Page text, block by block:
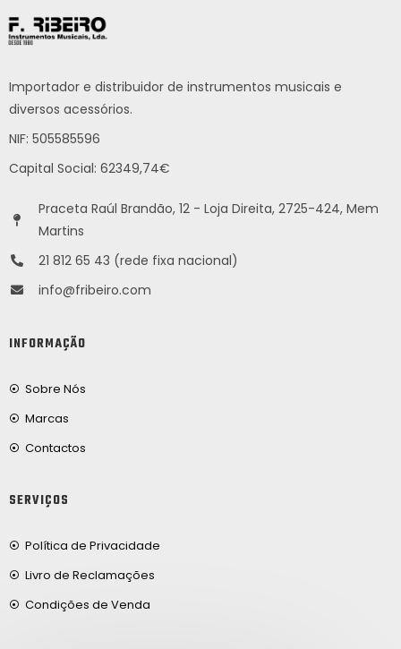
Importador e distribuidor de instrumentos musicais e
diversos acessórios.
NIF: 505585596
Capital Social: 62349,74€
Praceta Raúl Brandão, 12 - Loja Direita, 2725-424, Mem
Martins
21 812 65 43 (rede fixa nacional)
info@fribeiro.com
INFORMAÇÃO
Sobre Nós
Marcas
Contactos
SERVIÇOS
Política de Privacidade
Livro de Reclamações
Condições de Venda